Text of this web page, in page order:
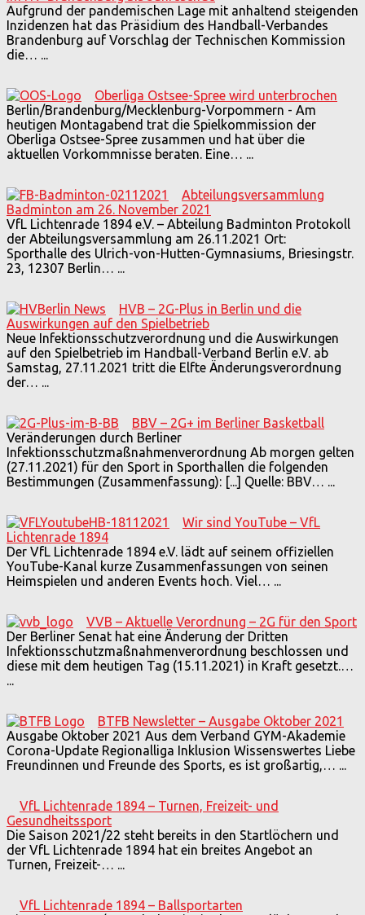
Aufgrund der pandemischen Lage mit anhaltend steigenden
Inzidenzen hat das Präsidium des Handball-Verbandes
Brandenburg auf Vorschlag der Technischen Kommission
die… ...
Oberliga Ostsee-Spree wird unterbrochen
Berlin/Brandenburg/Mecklenburg-Vorpommern - Am
heutigen Montagabend trat die Spielkommission der
Oberliga Ostsee-Spree zusammen und hat über die
aktuellen Vorkommnisse beraten. Eine… ...
Abteilungsversammlung
Badminton am 26. November 2021
VfL Lichtenrade 1894 e.V. – Abteilung Badminton Protokoll
der Abteilungsversammlung am 26.11.2021 Ort:
Sporthalle des Ulrich-von-Hutten-Gymnasiums, Briesingstr.
23, 12307 Berlin… ...
HVB – 2G-Plus in Berlin und die
Auswirkungen auf den Spielbetrieb
Neue Infektionsschutzverordnung und die Auswirkungen
auf den Spielbetrieb im Handball-Verband Berlin e.V. ab
Samstag, 27.11.2021 tritt die Elfte Änderungsverordnung
der… ...
BBV – 2G+ im Berliner Basketball
Veränderungen durch Berliner
Infektionsschutzmaßnahmenverordnung Ab morgen gelten
(27.11.2021) für den Sport in Sporthallen die folgenden
Bestimmungen (Zusammenfassung): [...] Quelle: BBV… ...
Wir sind YouTube – VfL
Lichtenrade 1894
Der VfL Lichtenrade 1894 e.V. lädt auf seinem offiziellen
YouTube-Kanal kurze Zusammenfassungen von seinen
Heimspielen und anderen Events hoch. Viel… ...
VVB – Aktuelle Verordnung – 2G für den Sport
Der Berliner Senat hat eine Änderung der Dritten
Infektionsschutzmaßnahmenverordnung beschlossen und
diese mit dem heutigen Tag (15.11.2021) in Kraft gesetzt.…
...
BTFB Newsletter – Ausgabe Oktober 2021
Ausgabe Oktober 2021 Aus dem Verband GYM-Akademie
Corona-Update Regionalliga Inklusion Wissenswertes Liebe
Freundinnen und Freunde des Sports, es ist großartig,… ...
VfL Lichtenrade 1894 – Turnen, Freizeit- und
Gesundheitssport
Die Saison 2021/22 steht bereits in den Startlöchern und
der VfL Lichtenrade 1894 hat ein breites Angebot an
Turnen, Freizeit-… ...
VfL Lichtenrade 1894 – Ballsportarten